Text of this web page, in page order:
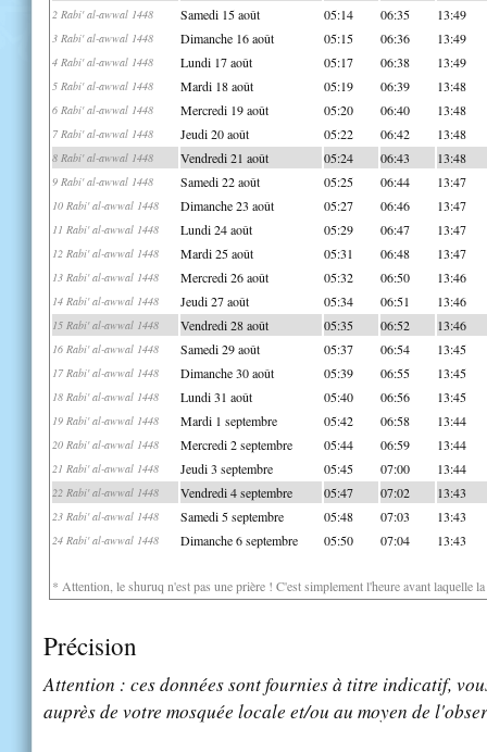
2 Rabi' al-awwal 1448 Samedi 15 août 05:14 06:35 13:49
3 Rabi' al-awwal 1448 Dimanche 16 août 05:15 06:36 13:49
4 Rabi' al-awwal 1448 Lundi 17 août 05:17 06:38 13:49
5 Rabi' al-awwal 1448 Mardi 18 août 05:19 06:39 13:48
6 Rabi' al-awwal 1448 Mercredi 19 août 05:20 06:40 13:48
7 Rabi' al-awwal 1448 Jeudi 20 août 05:22 06:42 13:48
8 Rabi' al-awwal 1448 Vendredi 21 août 05:24 06:43 13:48
9 Rabi' al-awwal 1448 Samedi 22 août 05:25 06:44 13:47
10 Rabi' al-awwal 1448 Dimanche 23 août 05:27 06:46 13:47
11 Rabi' al-awwal 1448 Lundi 24 août 05:29 06:47 13:47
12 Rabi' al-awwal 1448 Mardi 25 août 05:31 06:48 13:47
13 Rabi' al-awwal 1448 Mercredi 26 août 05:32 06:50 13:46
14 Rabi' al-awwal 1448 Jeudi 27 août 05:34 06:51 13:46
15 Rabi' al-awwal 1448 Vendredi 28 août 05:35 06:52 13:46
16 Rabi' al-awwal 1448 Samedi 29 août 05:37 06:54 13:45
17 Rabi' al-awwal 1448 Dimanche 30 août 05:39 06:55 13:45
18 Rabi' al-awwal 1448 Lundi 31 août 05:40 06:56 13:45
19 Rabi' al-awwal 1448 Mardi 1 septembre 05:42 06:58 13:44
20 Rabi' al-awwal 1448 Mercredi 2 septembre 05:44 06:59 13:44
21 Rabi' al-awwal 1448 Jeudi 3 septembre 05:45 07:00 13:44
22 Rabi' al-awwal 1448 Vendredi 4 septembre 05:47 07:02 13:43
23 Rabi' al-awwal 1448 Samedi 5 septembre 05:48 07:03 13:43
24 Rabi' al-awwal 1448 Dimanche 6 septembre 05:50 07:04 13:43
* Attention, le shuruq n'est pas une prière ! C'est simplement l'heure avant laquelle
Précision
Attention : ces données sont fournies à titre indicatif,
auprès de votre mosquée locale et/ou au moyen de